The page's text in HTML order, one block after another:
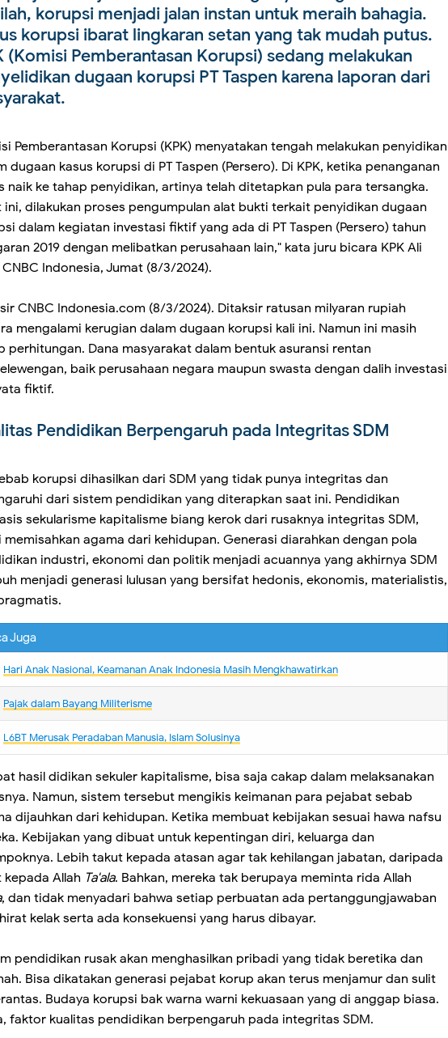
korupsi menjadi jalan instan untuk meraih bahagia.
korupsi ibarat lingkaran setan yang tak mudah putus.
(Komisi Pemberantasan Korupsi) sedang melakukan
dugaan korupsi PT Taspen karena laporan dari
Pemberantasan Korupsi (KPK) menyatakan tengah melakukan penyidikan
dugaan kasus korupsi di PT Taspen (Persero). Di KPK, ketika penanganan
naik ke tahap penyidikan, artinya telah ditetapkan pula para tersangka.
ini, dilakukan proses pengumpulan alat bukti terkait penyidikan dugaan
dalam kegiatan investasi fiktif yang ada di PT Taspen (Persero) tahun
2019 dengan melibatkan perusahaan lain," kata juru bicara KPK Ali
CNBC Indonesia, Jumat (8/3/2024).
CNBC Indonesia.com (8/3/2024). Ditaksir ratusan milyaran rupiah
mengalami kerugian dalam dugaan korupsi kali ini. Namun ini masih
perhitungan. Dana masyarakat dalam bentuk asuransi rentan
baik perusahaan negara maupun swasta dengan dalih investasi
fiktif.
Pendidikan Berpengaruh pada Integritas SDM
korupsi dihasilkan dari SDM yang tidak punya integritas dan
dari sistem pendidikan yang diterapkan saat ini. Pendidikan
sekularisme kapitalisme biang kerok dari rusaknya integritas SDM,
memisahkan agama dari kehidupan. Generasi diarahkan dengan pola
industri, ekonomi dan politik menjadi acuannya yang akhirnya SDM
menjadi generasi lulusan yang bersifat hedonis, ekonomis, materialistis,
Juga
Hari Anak Nasional, Keamanan Anak Indonesia Masih Mengkhawatirkan
Pajak dalam Bayang Militerisme
L6BT Merusak Peradaban Manusia, IsIam Solusinya
hasil didikan sekuler kapitalisme, bisa saja cakap dalam melaksanakan
Namun, sistem tersebut mengikis keimanan para pejabat sebab
dijauhkan dari kehidupan. Ketika membuat kebijakan sesuai hawa nafsu
Kebijakan yang dibuat untuk kepentingan diri, keluarga dan
Lebih takut kepada atasan agar tak kehilangan jabatan, daripada
kepada Allah Ta'ala. Bahkan, mereka tak berupaya meminta rida Allah
, dan tidak menyadari bahwa setiap perbuatan ada pertanggungjawaban
kelak serta ada konsekuensi yang harus dibayar.
pendidikan rusak akan menghasilkan pribadi yang tidak beretika dan
Bisa dikatakan generasi pejabat korup akan terus menjamur dan sulit
Budaya korupsi bak warna warni kekuasaan yang di anggap biasa.
faktor kualitas pendidikan berpengaruh pada integritas SDM.